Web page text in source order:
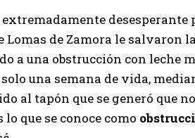
desesperante
de Zamora le salvaron
a una obstrucción con leche
solo una semana de vida,
al tapón que se generó que
lo que se conoce como